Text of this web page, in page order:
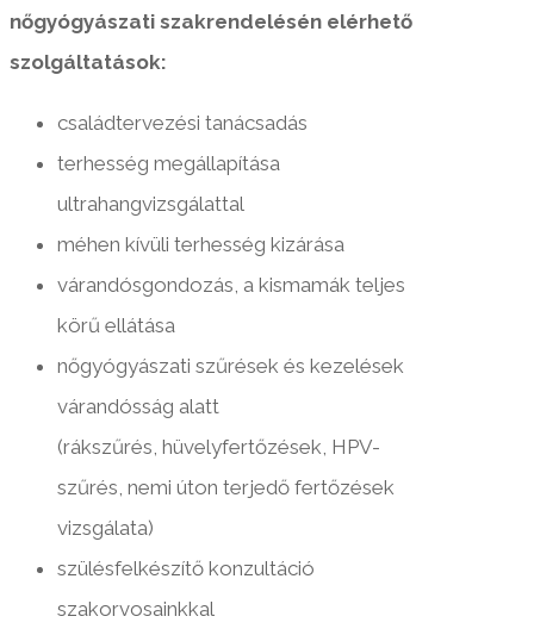
nőgyógyászati szakrendelésén elérhető
szolgáltatások:
családtervezési tanácsadás
terhesség megállapítása
ultrahangvizsgálattal
méhen kívüli terhesség kizárása
várandósgondozás, a kismamák teljes
körű ellátása
nőgyógyászati szűrések és kezelések
várandósság alatt
(rákszűrés, hüvelyfertőzések, HPV-
szűrés, nemi úton terjedő fertőzések
vizsgálata)
szülésfelkészítő konzultáció
szakorvosainkkal